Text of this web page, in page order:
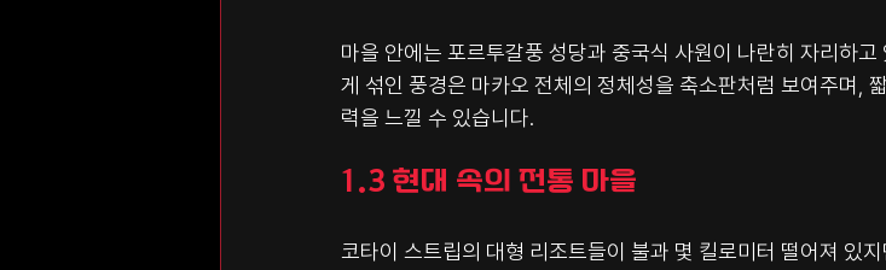
마을 안에는 포르투갈풍 성당과 중국식 사원이 나란히 자리하
게 섞인 풍경은 마카오 전체의 정체성을 축소판처럼 보여주며,
력을 느낄 수 있습니다.
1.3 현대 속의 전통 마을
코타이 스트립의 대형 리조트들이 불과 몇 킬로미터 떨어져 있